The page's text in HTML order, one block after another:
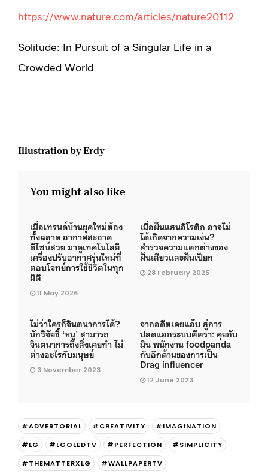
https://www.nature.com/articles/nature20112
Solitude: In Pursuit of a Singular Life in a
Crowded World
Illustration by Erdy
You might also like
เมื่อเทรนด์บ้านยุคใหม่ต้อง
ทั้งฉลาด อากาศสะอาด
ดีไซน์สวย มาดูเทคโนโลยี
เครื่องปรับอากาศรุ่นใหม่ที่
ตอบโจทย์การใช้ชีวิตในทุก
มิติ
11 May 2026
เมื่อฝันแสนอีโรติก อาจไม่
ได้เกิดจากความเง่น?
สำรวจความแตกต่างของ
ฝันเสียวและฝันเปียก
28 February 2025
ไม่ว่าใครก็จินตนาการได้?
นักวิจัยชี้ ‘หนู’ สามารถ
จินตนาการถึงสิ่งเคยทำ ไม่
ต่างอะไรกับมนุษย์
3 November 2023
จากอดีตเคยแอ๊บ สู่การ
ปลดแอกระบบตีตรา: คุยกับ
มิน พนักงาน foodpanda
กับอีกด้านของการเป็น
Drag influencer
12 June 2023
#ADVERTORIAL #CREATIVITY
#IMAGINATION
#LG
#LGOLEDTV #PERFECTION
#SIMPLICITY
#THEMATTERXLG
#WALLPAPERTV